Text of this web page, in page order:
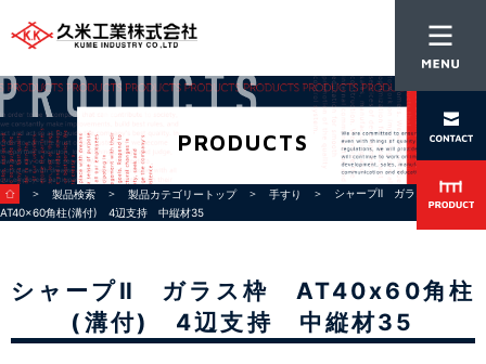
PRODUCTS
＞ 製品検索 ＞ 製品カテゴリートップ＞ 手すり
＞ シャープⅡ ガラス枠
AT40x60角柱(溝付) 4辺支持 中縦材35
シャープⅡ ガラス枠 AT40x60角柱
(溝付) 4辺支持 中縦材35